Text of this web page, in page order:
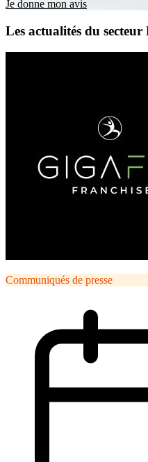
Je donne mon avis
Les actualités du
Communiqués de presse